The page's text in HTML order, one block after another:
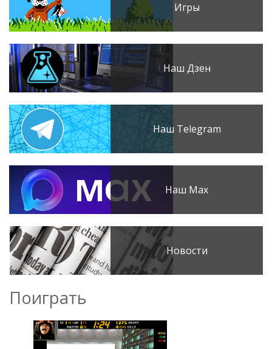
Игры
Наш Дзен
Наш Telegram
Наш Max
Новости
Поиграть